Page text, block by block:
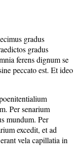
gradus
gradus
ferens dignum se
peccato est. Et ideo
Per senarium
mundum. Per
excedit, et ad
vela capillatia in